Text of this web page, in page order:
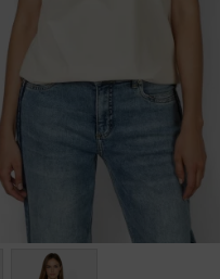
Viele Größen verfügbar